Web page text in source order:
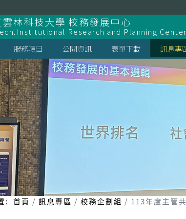
雲林科技大學 校務發展中心
Research and Planning Center
服務項目 公開資訊 表單下載 訊息專
: 首頁 訊息專區 校務企劃組 113年度主管